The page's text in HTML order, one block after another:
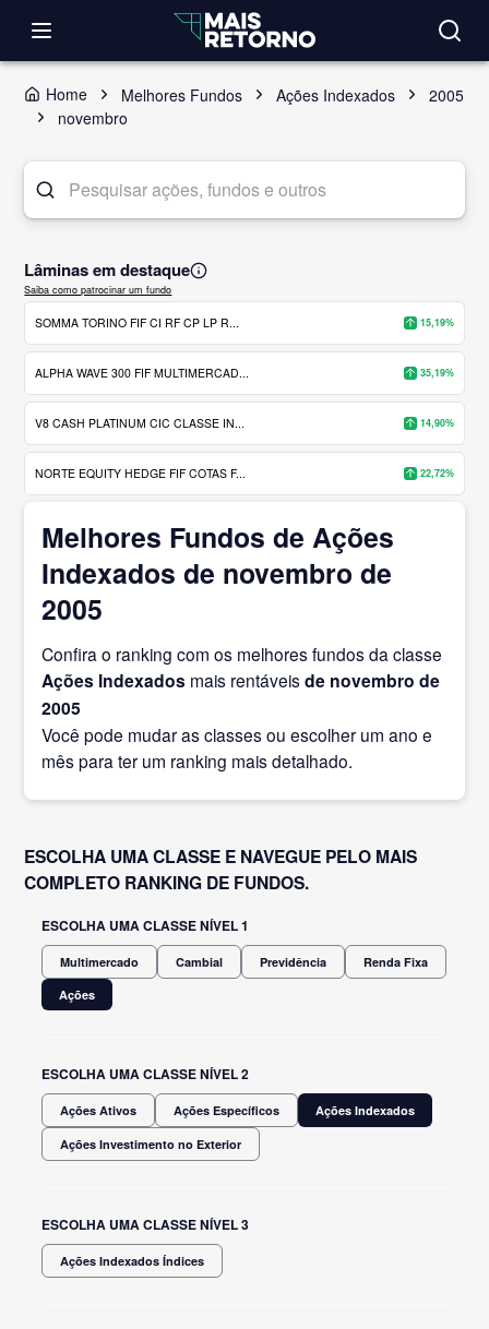
Home Melhores Fundos Ações Indexados
2005
novembro
Lâminas em destaque
Saiba como patrocinar um fundo
SOMMA TORINO FIF CI RF CP LP R... 15,19%
ALPHA WAVE 300 FIF MULTIMERCAD... 35,19%
V8 CASH PLATINUM CIC CLASSE IN... 14,90%
NORTE EQUITY HEDGE FIF COTAS F... 22,72%
Melhores Fundos de Ações
Indexados de novembro de
2005
Confira o ranking com os melhores fundos da classe
Ações Indexados mais rentáveisde novembro de
2005
Você pode mudar as classes ou escolher um ano e
mês para ter um ranking mais detalhado.
ESCOLHA UMA CLASSE E NAVEGUE PELO MAIS
COMPLETO RANKING DE FUNDOS.
ESCOLHA UMA CLASSE NÍVEL 1
Multimercado Cambial Previdência
Renda Fixa
Ações
ESCOLHA UMA CLASSE NÍVEL 2
Ações Ativos Ações Específicos Ações Indexados
Ações Investimento no Exterior
ESCOLHA UMA CLASSE NÍVEL 3
Ações Indexados Índices